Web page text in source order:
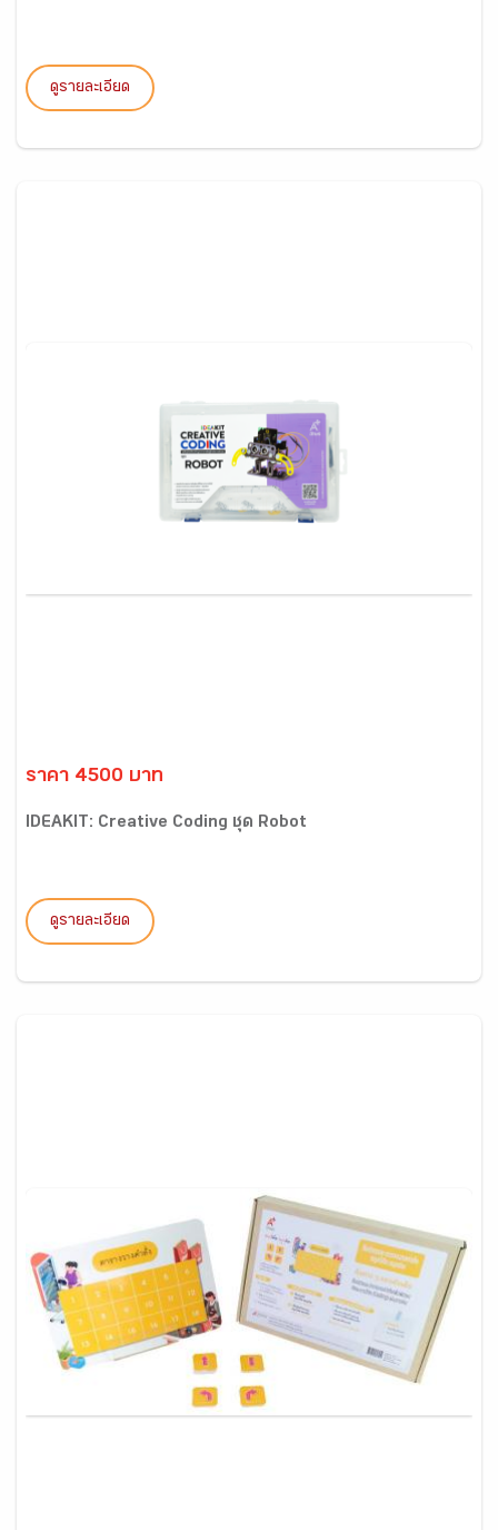
ดูรายละเอียด
ราคา 4500 บาท
IDEAKIT: Creative Coding ชุด Robot
ดูรายละเอียด